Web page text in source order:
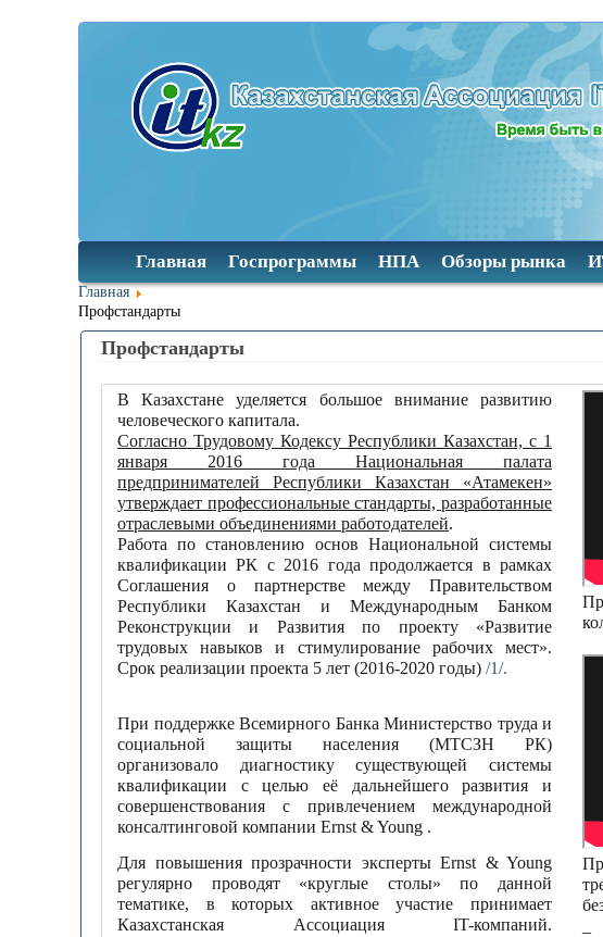
Главная Госпрограммы НПА Обзоры рынка
Главная
Профстандарты
Профстандарты
В Казахстане уделяется большое внимание развитию
человеческого капитала.
Согласно Трудовому Кодексу Республики Казахстан, с 1
января 2016 года Национальная палата
предпринимателей Республики Казахстан «Атамекен»
утверждает профессиональные стандарты, разработанные
отраслевыми объединениями работодателей.
Работа по становлению основ Национальной системы
квалификации РК с 2016 года продолжается в рамках
Соглашения о партнерстве между Правительством
Республики Казахстан и Международным Банком
Реконструкции и Развития по проекту «Развитие
трудовых навыков и стимулирование рабочих мест».
Срок реализации проекта 5 лет (2016-2020 годы) /1/.
При поддержке Всемирного Банка Министерство труда и
социальной защиты населения (МТСЗН РК)
организовало диагностику существующей системы
квалификации с целью её дальнейшего развития и
совершенствования с привлечением международной
консалтинговой компании Ernst & Young .
Для повышения прозрачности эксперты Ernst & Young
регулярно проводят «круглые столы» по данной
тематике, в которых активное участие принимает
Казахстанская Ассоциация IT-компаний.